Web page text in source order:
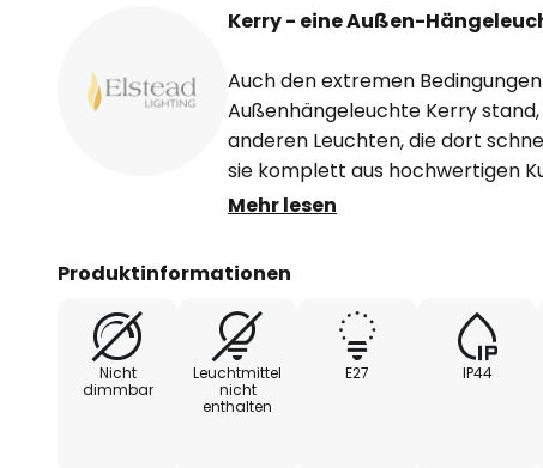
Kerry - eine Außen-
Auch den extremen
Außenhängeleuchte Kerry
anderen Leuchten, die dort
sie komplett aus hochwertigen
absolut seewasserfest. Der klare
sondern hell und weitläufig
Arten von Leuchtmitteln
empfehlenswert ist der Einsatz
energieeffizientesten und
(siehe Zubehör).
Mehr lesen
Produktinformationen
Nicht
dimmbar
Leuchtmittel
nicht
enthalten
E27 IP44